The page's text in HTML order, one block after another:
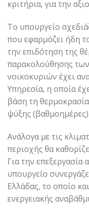
κριτήρια, για την
Το υπουργείο
που εφαρμόζει ήδη
την επιδότηση της
παρακολούθησης
νοικοκυριών έχει
Υπηρεσία, η οποία
βάση τη
ψύξης (βαθμοημέρες).
Ανάλογα με τις
περιοχής θα
Για την
υπουργείο
Ελλάδας, το οποίο
ενεργειακής